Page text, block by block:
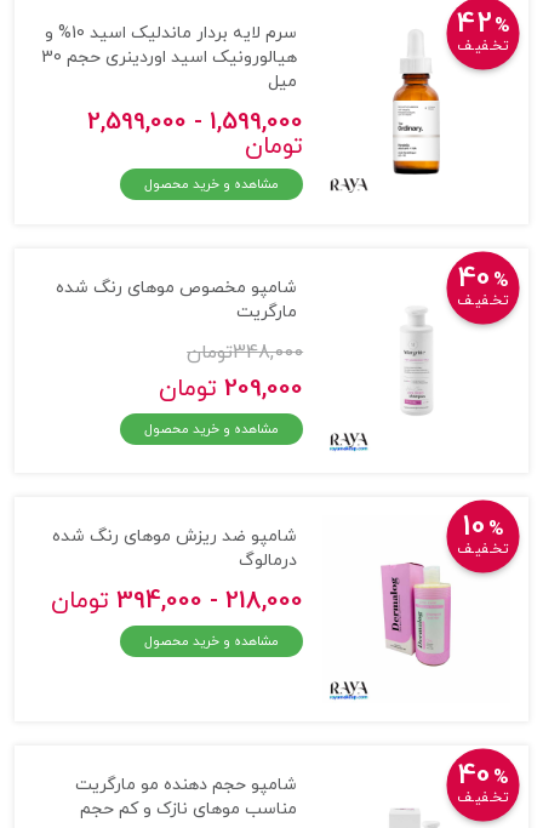
42%
تخـفیـف
سرم لایه بردار ماندلیک اسید 10% و
هیالورونیک اسید اوردینری حجم 30
میل
1,599,000 - 2,599,000
تومان
مشاهده و خرید محصول
40 %
تخـفیـف
شامپو مخصوص موهای رنگ شده
مارگریت
348,000تومان
209,000 تومان
مشاهده و خرید محصول
10 %
تخـفیـف
شامپو ضد ریزش موهای رنگ شده
درمالوگ
218,000 - 394,000 تومان
مشاهده و خرید محصول
40 %
تخـفیـف
شامپو حجم دهنده مو مارگریت
مناسب موهای نازک و کم حجم